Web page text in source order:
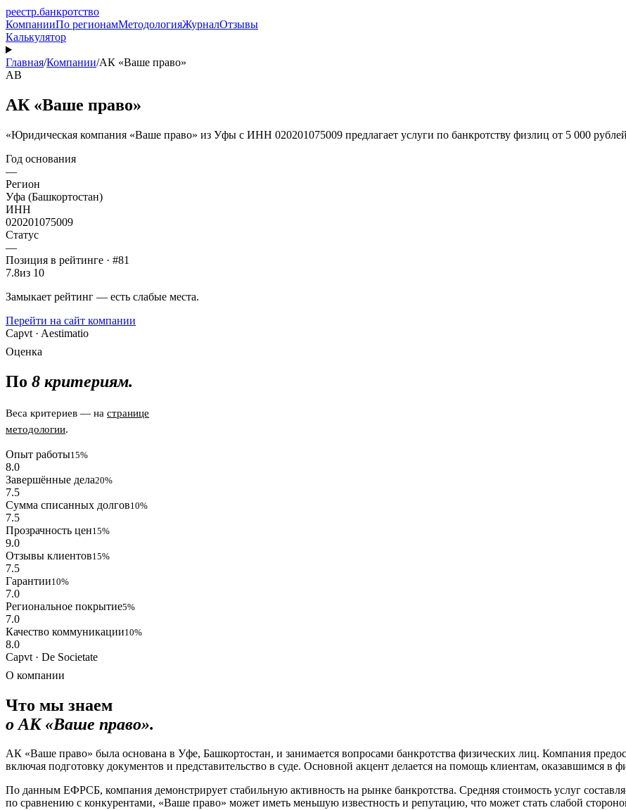
реестр.банкротство
КомпанииПо регионамМетодологияЖурналОтзывы
Калькулятор
Главная/Компании/АК «Ваше право»
АВ
АК «Ваше право»
«Юридическая компания «Ваше право» из Уфы с ИНН 020201075009 предлагает услуги по банкротству физлиц от 5 000
Год основания
—
Регион
Уфа (Башкортостан)
ИНН
020201075009
Статус
—
Позиция в рейтинге · #81
7.8из 10
Замыкает рейтинг — есть слабые места.
Перейти на сайт компании
Capvt · Aestimatio
Оценка
По 8 критериям.
Веса критериев — на странице
методологии.
Опыт работы15%
8.0
Завершённые дела20%
7.5
Сумма списанных долгов10%
7.5
Прозрачность цен15%
9.0
Отзывы клиентов15%
7.5
Гарантии10%
7.0
Региональное покрытие5%
7.0
Качество коммуникации10%
8.0
Capvt · De Societate
О компании
Что мы знаем
о АК «Ваше право».
АК «Ваше право» была основана в Уфе, Башкортостан, и занимается вопросами банкротства физических лиц. Компания
включая подготовку документов и представительство в суде. Основной акцент делается на помощь клиентам, оказавшимся в
По данным ЕФРСБ, компания демонстрирует стабильную активность на рынке банкротства. Средняя стоимость услуг
по сравнению с конкурентами, «Ваше право» может иметь меньшую известность и репутацию, что может стать слабой